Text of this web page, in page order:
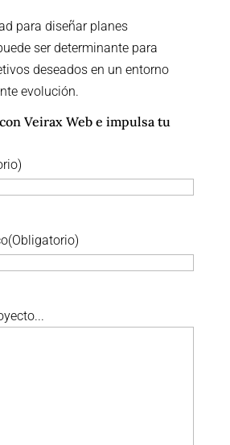
para diseñar planes
ser determinante para
deseados en un entorno
evolución.
Veirax Web e impulsa tu
(Obligatorio)